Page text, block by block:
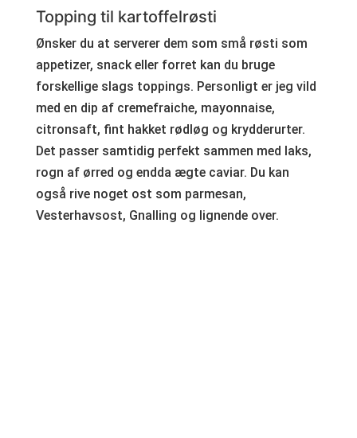
Topping til kartoffelrøsti
Ønsker du at serverer dem som små røsti som
appetizer, snack eller forret kan du bruge
forskellige slags toppings. Personligt er jeg vild
med en dip af cremefraiche, mayonnaise,
citronsaft, fint hakket rødløg og krydderurter.
Det passer samtidig perfekt sammen med laks,
rogn af ørred og endda ægte caviar. Du kan
også rive noget ost som parmesan,
Vesterhavsost, Gnalling og lignende over.